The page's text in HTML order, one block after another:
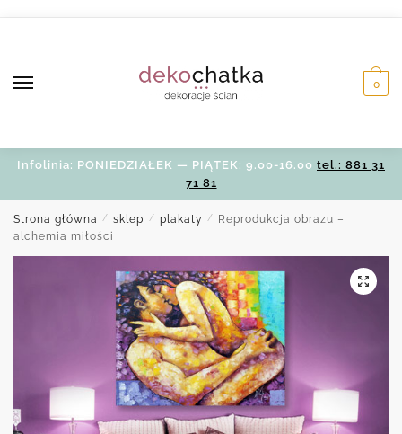
0
Infolinia: PONIEDZIAŁEK — PIĄTEK: 9.00-16.00 tel.: 881 31
71 81
Strona główna / sklep / plakaty /
Reprodukcja obrazu –
alchemia miłości